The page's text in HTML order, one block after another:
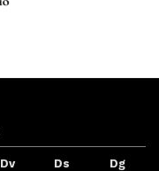
Dv Ds Dg